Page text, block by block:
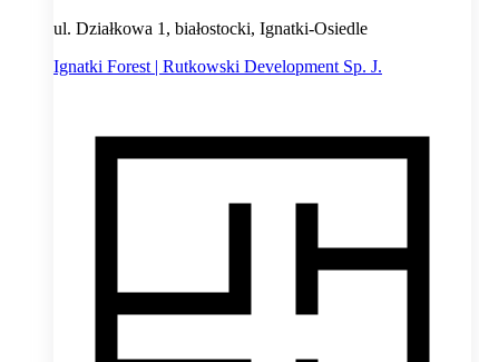
ul. Działkowa 1, białostocki, Ignatki-Osiedle
Ignatki Forest | Rutkowski Development Sp. J.